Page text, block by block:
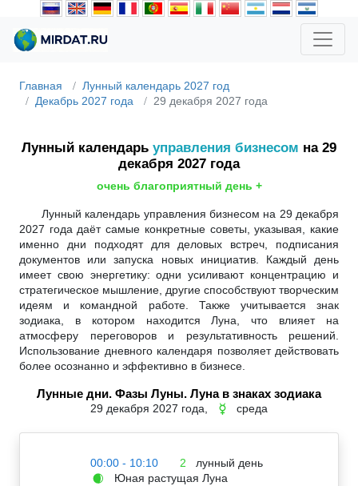
Главная
Лунный календарь 2027 год
Декабрь 2027 года
29 декабря 2027 года
Лунный календарь управления бизнесом на 29
декабря 2027 года
очень благоприятный день +
Лунный календарь управления бизнесом на 29 декабря
2027 года даёт самые конкретные советы, указывая, какие
именно дни подходят для деловых встреч, подписания
документов или запуска новых инициатив. Каждый день
имеет свою энергетику: одни усиливают концентрацию и
стратегическое мышление, другие способствуют творческим
идеям и командной работе. Также учитывается знак
зодиака, в котором находится Луна, что влияет на
атмосферу переговоров и результативность решений.
Использование дневного календаря позволяет действовать
более осознанно и эффективно в бизнесе.
Лунные дни. Фазы Луны. Луна в знаках зодиака
29 декабря 2027 года, ☿ среда
00:00 - 10:10 2 лунный день
🌒 Юная растущая Луна